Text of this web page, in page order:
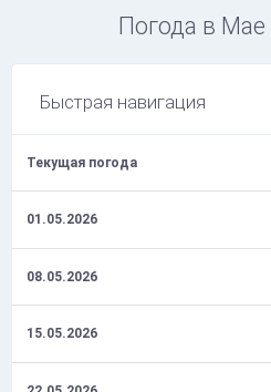
Погода в Мае
Быстрая навигация
Текущая погода
01.05.2026
08.05.2026
15.05.2026